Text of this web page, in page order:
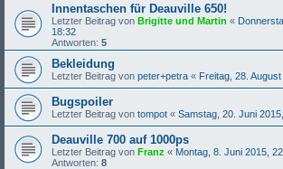
Innentaschen für Deauville 650!
Letzter Beitrag von Brigitte und Martin «
18:32
Antworten: 5
Bekleidung
Letzter Beitrag von peter+petra « Freitag, 28.
Bugspoiler
Letzter Beitrag von tompot « Samstag, 20. Juni
Deauville 700 auf 1000ps
Letzter Beitrag von Franz « Montag, 8. Juni 2015,
Antworten: 8